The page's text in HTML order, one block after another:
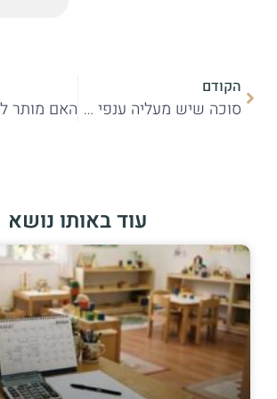
הקודם
סוכה שיש מעליה ענפי אילן
עוד באותו נושא